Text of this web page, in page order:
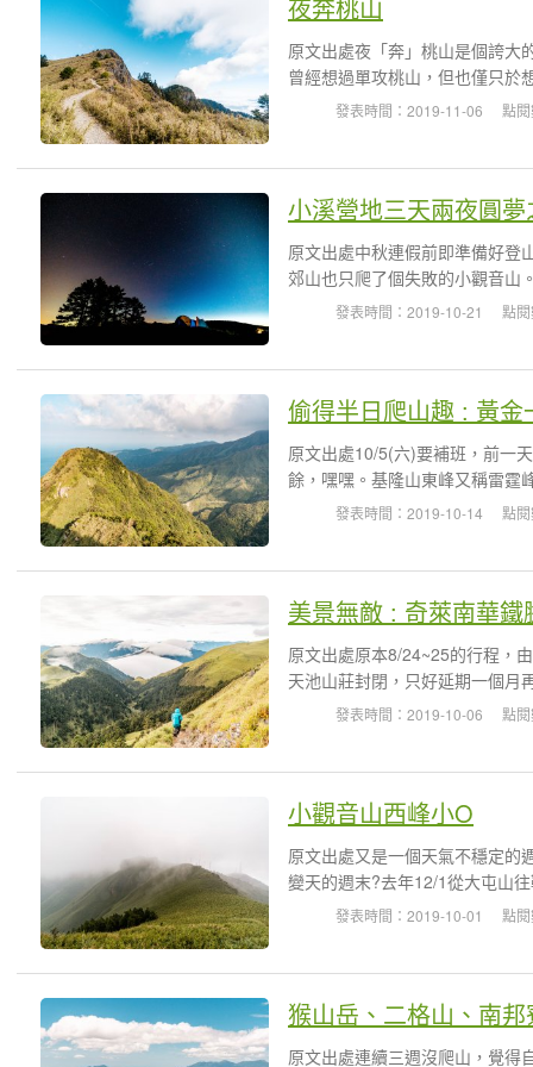
夜奔桃山
原文出處夜「奔」桃山是個誇大
曾經想過單攻桃山，但也僅只於
發表時間：2019-11-06 點
小溪營地三天兩夜圓夢
原文出處中秋連假前即準備好登
郊山也只爬了個失敗的小觀音山
發表時間：2019-10-21 點
偷得半日爬山趣 : 黃金
原文出處10/5(六)要補班，前一
餘，嘿嘿。基隆山東峰又稱雷霆
發表時間：2019-10-14 點
美景無敵 : 奇萊南華鐵
原文出處原本8/24~25的行程，
天池山莊封閉，只好延期一個月
發表時間：2019-10-06 點
小觀音山西峰小O
原文出處又是一個天氣不穩定的
變天的週末?去年12/1從大屯山
發表時間：2019-10-01 點
猴山岳、二格山、南
原文出處連續三週沒爬山，覺得